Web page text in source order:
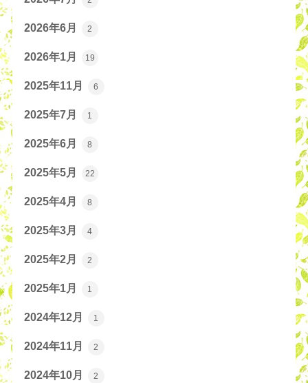
2026年6月 2
2026年1月 19
2025年11月 6
2025年7月 1
2025年6月 8
2025年5月 22
2025年4月 8
2025年3月 4
2025年2月 2
2025年1月 1
2024年12月 1
2024年11月 2
2024年10月 2